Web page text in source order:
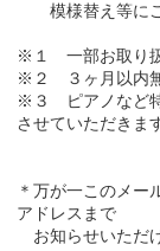
模様替え等に
※１ 一部お取り扱
※２ ３ヶ月以内無
※３ ピアノなど特
させていただきま
＊万が一このメー
アドレスまで
お知らせいただ